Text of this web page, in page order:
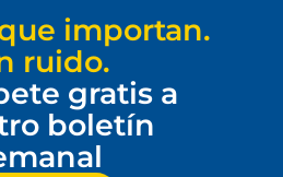
importan.
ruido.
gratis a
boletín